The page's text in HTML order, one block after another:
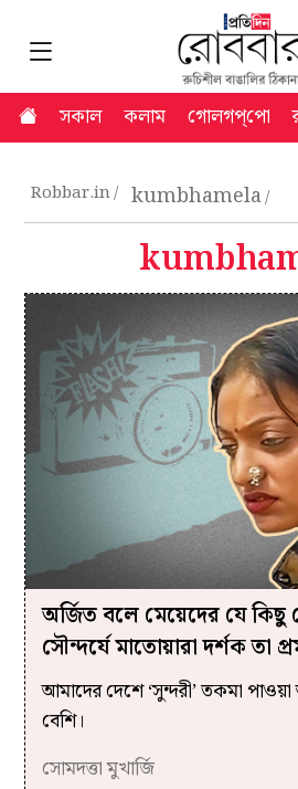
সকাল কলাম গোলগপ্‌পো
Robbar.in kumbhamela
অর্জিত বলে মেয়েদের যে কিছু
সৌন্দর্যে মাতোয়ারা দর্শক তা
আমাদের দেশে ‘সুন্দরী’ তকমা
বেশি।
সোমদত্তা মুখার্জি